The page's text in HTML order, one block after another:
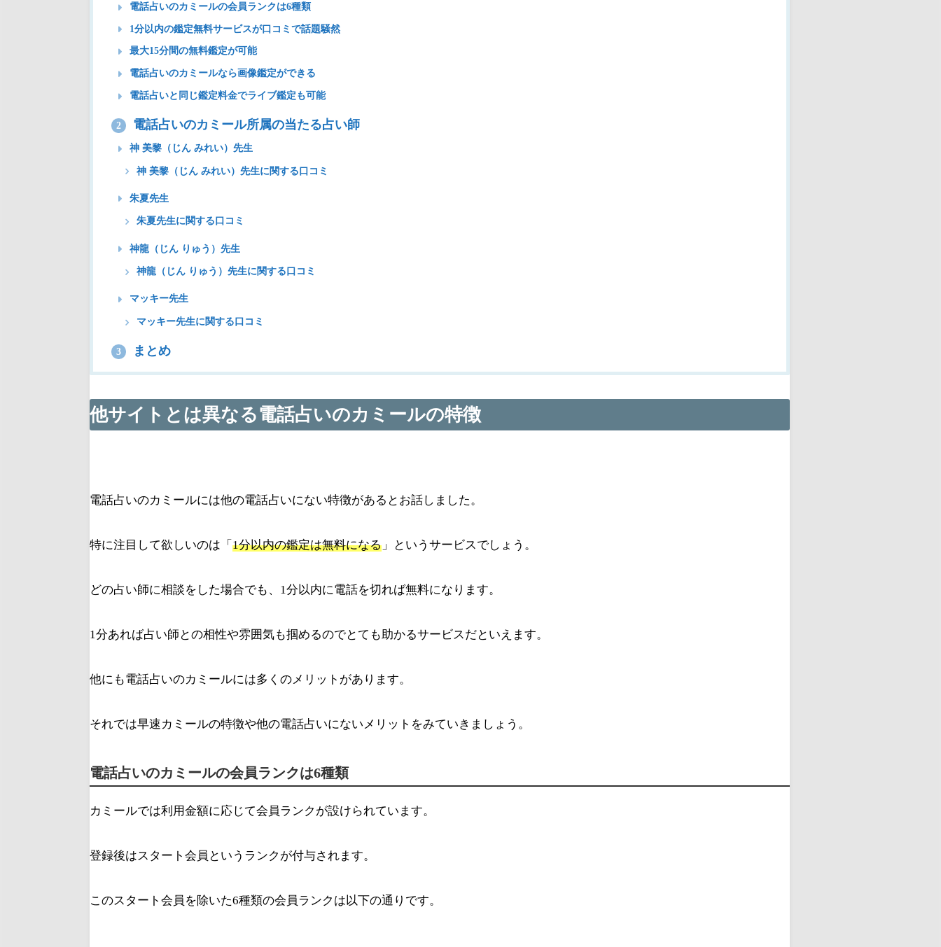
電話占いのカミールの会員ランクは6種類
1分以内の鑑定無料サービスが口コミで話題騒然
最大15分間の無料鑑定が可能
電話占いのカミールなら画像鑑定ができる
電話占いと同じ鑑定料金でライブ鑑定も可能
2 電話占いのカミール所属の当たる占い師
神 美黎（じん みれい）先生
神 美黎（じん みれい）先生に関する口コミ
朱夏先生
朱夏先生に関する口コミ
神龍（じん りゅう）先生
神龍（じん りゅう）先生に関する口コミ
マッキー先生
マッキー先生に関する口コミ
3 まとめ
他サイトとは異なる電話占いのカミールの特徴
電話占いのカミールには他の電話占いにない特徴があるとお話しました。
特に注目して欲しいのは「 1分以内の鑑定は無料になる 」というサービスでしょう。
どの占い師に相談をした場合でも、1分以内に電話を切れば無料になります。
1分あれば占い師との相性や雰囲気も掴めるのでとても助かるサービスだといえます。
他にも電話占いのカミールには多くのメリットがあります。
それでは早速カミールの特徴や他の電話占いにないメリットをみていきましょう。
電話占いのカミールの会員ランクは6種類
カミールでは利用金額に応じて会員ランクが設けられています。
登録後はスタート会員というランクが付与されます。
このスタート会員を除いた6種類の会員ランクは以下の通りです。